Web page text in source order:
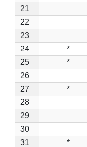
21
22
23
24
*
25
*
26
27
*
28
29
30
31
*